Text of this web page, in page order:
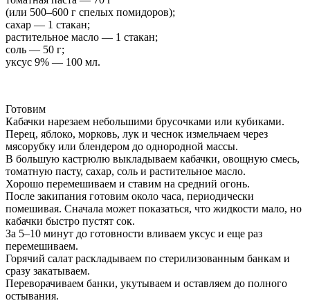
(или 500–600 г спелых помидоров);
сахар — 1 стакан;
растительное масло — 1 стакан;
соль — 50 г;
уксус 9% — 100 мл.
Готовим
Кабачки нарезаем небольшими брусочками или кубиками.
Перец, яблоко, морковь, лук и чеснок измельчаем через
мясорубку или блендером до однородной массы.
В большую кастрюлю выкладываем кабачки, овощную смесь,
томатную пасту, сахар, соль и растительное масло.
Хорошо перемешиваем и ставим на средний огонь.
После закипания готовим около часа, периодически
помешивая. Сначала может показаться, что жидкости мало, но
кабачки быстро пустят сок.
За 5–10 минут до готовности вливаем уксус и еще раз
перемешиваем.
Горячий салат раскладываем по стерилизованным банкам и
сразу закатываем.
Переворачиваем банки, укутываем и оставляем до полного
остывания.